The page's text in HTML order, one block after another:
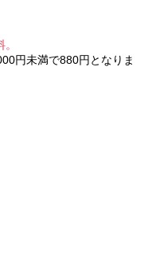
円未満で880円となりま